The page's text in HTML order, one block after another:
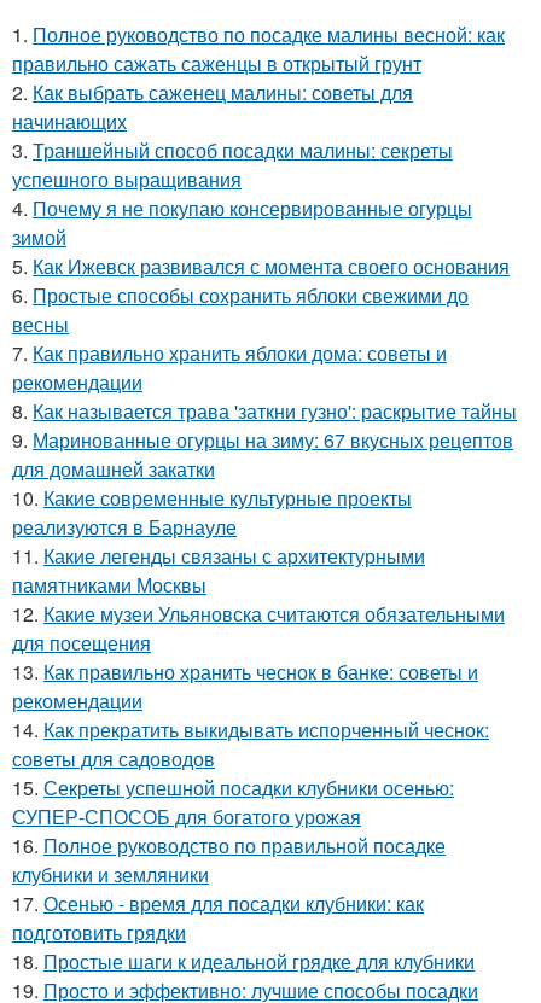
1. Полное руководство по посадке малины весной: как
правильно сажать саженцы в открытый грунт
2. Как выбрать саженец малины: советы для
начинающих
3. Траншейный способ посадки малины: секреты
успешного выращивания
4. Почему я не покупаю консервированные огурцы
зимой
5. Как Ижевск развивался с момента своего основания
6. Простые способы сохранить яблоки свежими до
весны
7. Как правильно хранить яблоки дома: советы и
рекомендации
8. Как называется трава 'заткни гузно': раскрытие тайны
9. Маринованные огурцы на зиму: 67 вкусных рецептов
для домашней закатки
10. Какие современные культурные проекты
реализуются в Барнауле
11. Какие легенды связаны с архитектурными
памятниками Москвы
12. Какие музеи Ульяновска считаются обязательными
для посещения
13. Как правильно хранить чеснок в банке: советы и
рекомендации
14. Как прекратить выкидывать испорченный чеснок:
советы для садоводов
15. Секреты успешной посадки клубники осенью:
СУПЕР-СПОСОБ для богатого урожая
16. Полное руководство по правильной посадке
клубники и земляники
17. Осенью - время для посадки клубники: как
подготовить грядки
18. Простые шаги к идеальной грядке для клубники
19. Просто и эффективно: лучшие способы посадки